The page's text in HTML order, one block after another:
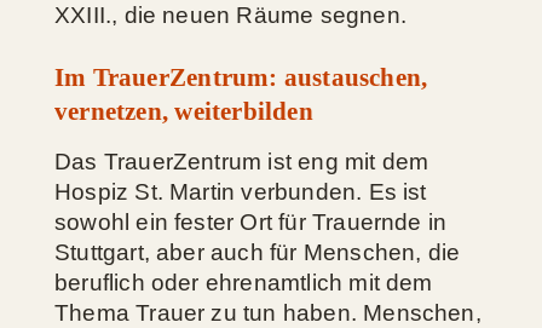
XXIII., die neuen Räume segnen.
Im TrauerZentrum: austauschen,
vernetzen, weiterbilden
Das TrauerZentrum ist eng mit dem
Hospiz St. Martin verbunden. Es ist
sowohl ein fester Ort für Trauernde in
Stuttgart, aber auch für Menschen, die
beruflich oder ehrenamtlich mit dem
Thema Trauer zu tun haben. Menschen,